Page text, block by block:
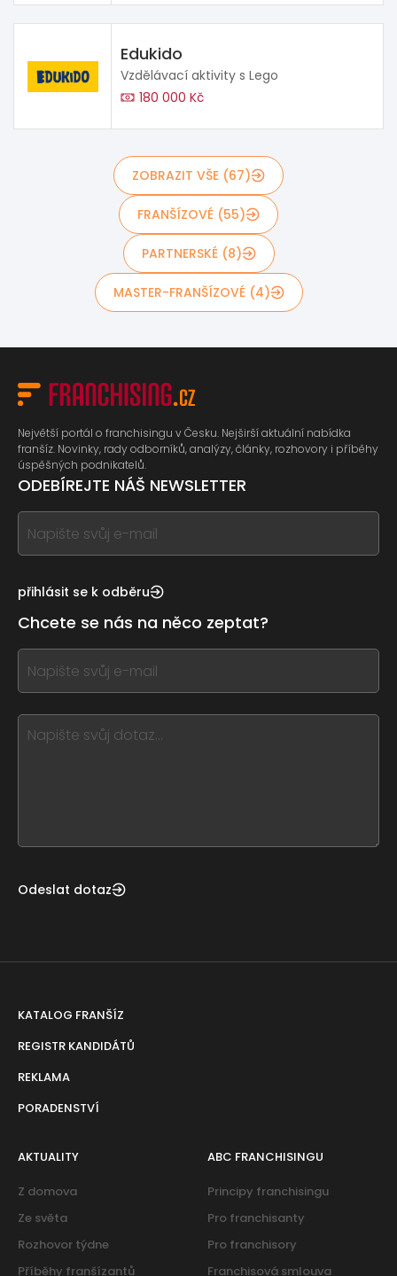
Edukido
Vzdělávací aktivity s Lego
180 000 Kč
ZOBRAZIT VŠE (67)
FRANŠÍZOVÉ (55)
PARTNERSKÉ (8)
MASTER-FRANŠÍZOVÉ (4)
Největší portál o franchisingu v Česku. Nejširší aktuální nabídka
franšíz. Novinky, rady odborníků, analýzy, články, rozhovory i příběhy
úspěšných podnikatelů.
ODEBÍREJTE NÁŠ NEWSLETTER
If
you
this,
this
form
field
blank
přihlásit se k odběru
Chcete se nás na něco zeptat?
If
you
this,
leave
Odeslat dotaz
KATALOG FRANŠÍZ
REGISTR KANDIDÁTŮ
REKLAMA
PORADENSTVÍ
AKTUALITY
Z domova
Ze světa
Rozhovor týdne
Příběhy franšízantů
ABC FRANCHISINGU
Principy franchisingu
Pro franchisanty
Pro franchisory
Franchisová smlouva